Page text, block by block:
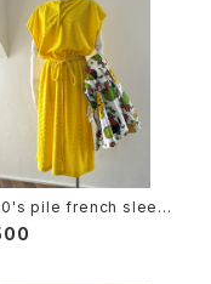
pile french sleev